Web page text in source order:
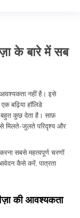
के बारे में सब
आवश्यकता नहीं है। इसे
बढ़िया हॉलिडे
बहुत कुछ देता है। साफ़
से मिलते-जुलते परिदृश्य और
सबसे महत्वपूर्ण चरणों
कैसे करें, पात्रता
की आवश्यकता